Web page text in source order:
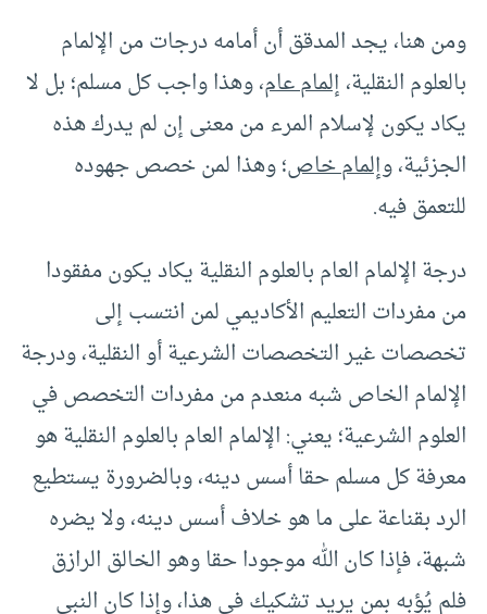
ومن هنا، يجد المدقق أن أمامه درجات من الإلمام
بالعلوم النقلية،إلمام عام، وهذا واجب كل مسلم؛ بل لا
يكاد يكون لإسلام المرء من معنى إن لم يدرك هذه
الجزئية، وإلمام خاص؛ وهذا لمن خصص جهوده
للتعمق فيه.
درجة الإلمام العام بالعلوم النقلية يكاد يكون مفقودا
من مفردات التعليم الأكاديمي لمن انتسب إلى
تخصصات غير التخصصات الشرعية أو النقلية، ودرجة
الإلمام الخاص شبه منعدم من مفردات التخصص في
العلوم الشرعية؛ يعني: الإلمام العام بالعلوم النقلية هو
معرفة كل مسلم حقا أسس دينه، وبالضرورة يستطيع
الرد بقناعة على ما هو خلاف أسس دينه، ولا يضره
شبهة، فإذا كان الله موجودا حقا وهو الخالق الرازق
فلم يُؤبه بمن يريد تشكيك في هذا، وإذا كان النبي